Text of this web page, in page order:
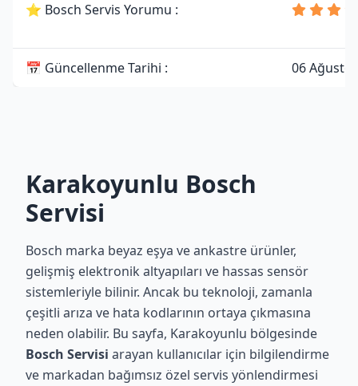
⭐ Bosch Servis Yorumu :
📅 Güncellenme Tarihi : 06
Karakoyunlu Bosch
Servisi
Bosch marka beyaz eşya ve ankastre ürünler,
gelişmiş elektronik altyapıları ve hassas sensör
sistemleriyle bilinir. Ancak bu teknoloji, zamanla
çeşitli arıza ve hata kodlarının ortaya çıkmasına
neden olabilir. Bu sayfa, Karakoyunlu bölgesinde
Bosch Servisi arayan kullanıcılar için bilgilendirme
ve markadan bağımsız özel servis yönlendirmesi